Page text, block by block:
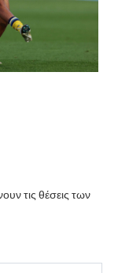
τις θέσεις των